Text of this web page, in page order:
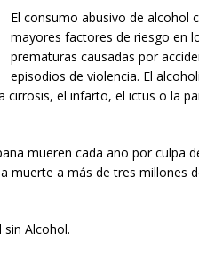
El consumo abusivo de alcohol
mayores factores de riesgo en
prematuras causadas por
episodios de violencia. El
el infarto, el ictus o la
mueren cada año por culpa
muerte a más de tres millones
sin Alcohol.